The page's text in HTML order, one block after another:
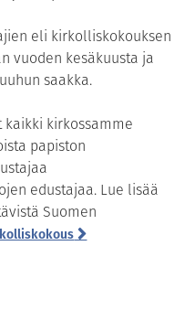
eli kirkolliskokouksen
vuoden kesäkuusta ja
saakka.
kirkossamme
papiston
edustajaa. Lue lisää
Suomen